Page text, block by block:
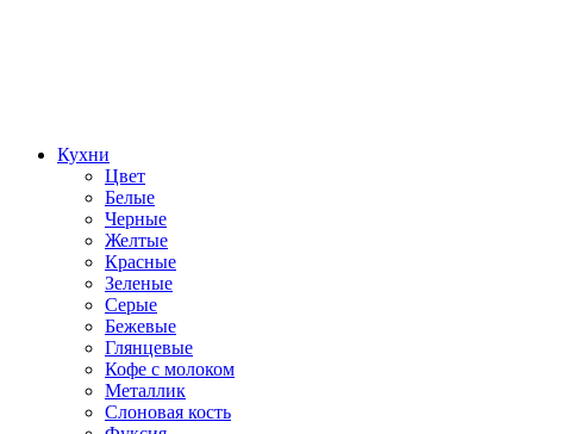
Кухни
Цвет
Белые
Черные
Желтые
Красные
Зеленые
Серые
Бежевые
Глянцевые
Кофе с молоком
Металлик
Слоновая кость